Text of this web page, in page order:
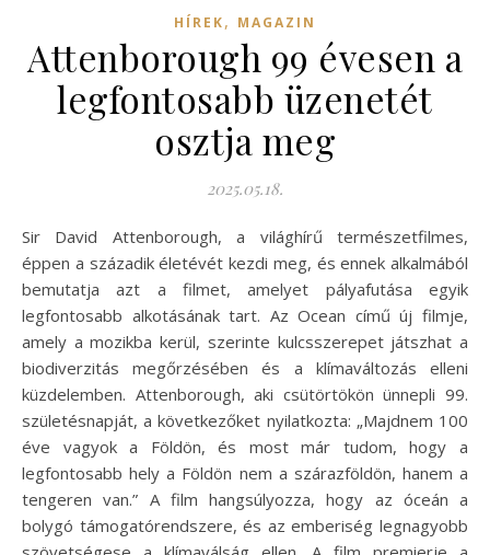
HÍREK, MAGAZIN
Attenborough 99 évesen a
legfontosabb üzenetét
osztja meg
2025.05.18.
Sir David Attenborough, a világhírű természetfilmes,
éppen a századik életévét kezdi meg, és ennek alkalmából
bemutatja azt a filmet, amelyet pályafutása egyik
legfontosabb alkotásának tart. Az Ocean című új filmje,
amely a mozikba kerül, szerinte kulcsszerepet játszhat a
biodiverzitás megőrzésében és a klímaváltozás elleni
küzdelemben. Attenborough, aki csütörtökön ünnepli 99.
születésnapját, a következőket nyilatkozta: „Majdnem 100
éve vagyok a Földön, és most már tudom, hogy a
legfontosabb hely a Földön nem a szárazföldön, hanem a
tengeren van.” A film hangsúlyozza, hogy az óceán a
bolygó támogatórendszere, és az emberiség legnagyobb